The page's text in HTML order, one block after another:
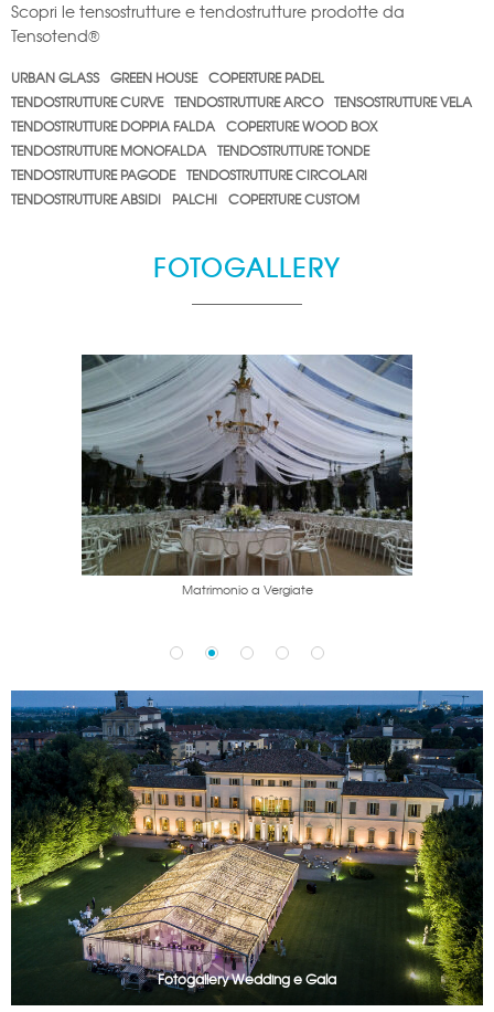
Scopri le tensostrutture e tendostrutture prodotte da
Tensotend®
URBAN GLASS GREEN HOUSE COPERTURE PADEL
TENDOSTRUTTURE CURVE TENDOSTRUTTURE ARCO TENSOSTRUTTURE VELA
TENDOSTRUTTURE DOPPIA FALDA COPERTURE WOOD BOX
TENDOSTRUTTURE MONOFALDA TENDOSTRUTTURE TONDE
TENDOSTRUTTURE PAGODE TENDOSTRUTTURE CIRCOLARI
TENDOSTRUTTURE ABSIDI
PALCHI COPERTURE CUSTOM
FOTOGALLERY
Matrimonio a Vergiate
Fotogallery Wedding e Gala